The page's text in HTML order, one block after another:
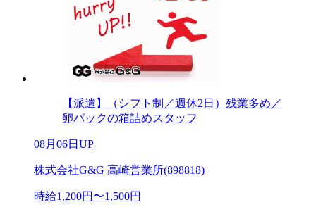
【派遣】（シフト制／週休2日）残業多め／
卵パックの箱詰めスタッフ
08月06日UP
株式会社G&G 高崎営業所(898818)
時給1,200円〜1,500円